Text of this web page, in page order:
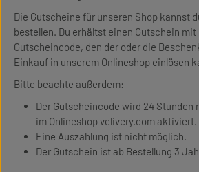
Die Gutscheine für unseren Shop kannst
bestellen. Du erhältst einen Gutschein
Gutscheincode, den der oder die
Einkauf in unserem Onlineshop einlösen
Bitte beachte außerdem:
Der Gutscheincode wird 24 Stunden
im Onlineshop velivery.com aktiviert.
Eine Auszahlung ist nicht möglich.
Der Gutschein ist ab Bestellung 3